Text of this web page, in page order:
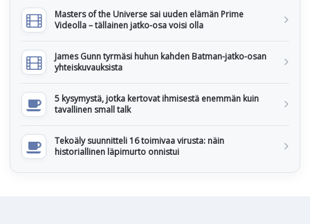
Masters of the Universe sai uuden elämän Prime
Videolla – tällainen jatko-osa voisi olla
James Gunn tyrmäsi huhun kahden Batman-jatko-osan
yhteiskuvauksista
5 kysymystä, jotka kertovat ihmisestä enemmän kuin
tavallinen small talk
Tekoäly suunnitteli 16 toimivaa virusta: näin
historiallinen läpimurto onnistui